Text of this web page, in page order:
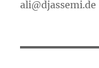
ali@djassemi.de